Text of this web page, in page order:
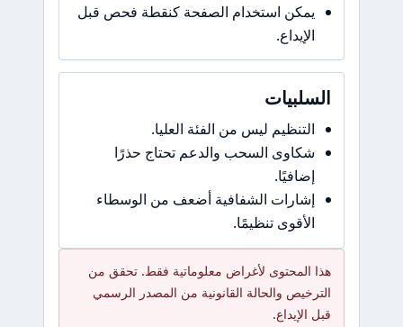
يمكن استخدام الصفحة كنقطة فحص قبل
الإيداع.
السلبيات
التنظيم ليس من الفئة العليا.
شكاوى السحب والدعم تحتاج حذرًا
إضافيًا.
إشارات الشفافية أضعف من الوسطاء
الأقوى تنظيمًا.
هذا المحتوى لأغراض معلوماتية فقط. تحقق من
الترخيص والحالة القانونية من المصدر الرسمي
قبل الإيداع.